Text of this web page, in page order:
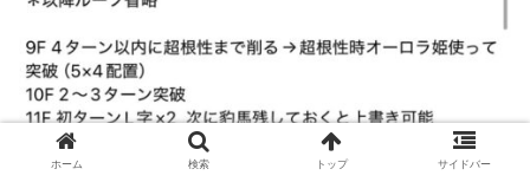
ホーム 検索 トップ サイドバー